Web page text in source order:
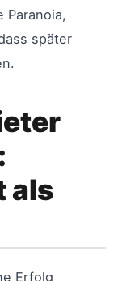
Paranoia,
später
als
Erfolg